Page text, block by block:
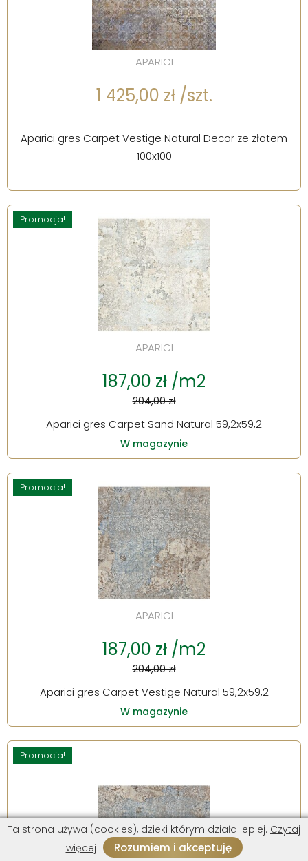
APARICI
1 425,00 zł /szt.
Aparici gres Carpet Vestige Natural Decor ze złotem
100x100
Promocja!
APARICI
187,00 zł /m2
204,00 zł
Aparici gres Carpet Sand Natural 59,2x59,2
W magazynie
Promocja!
APARICI
187,00 zł /m2
204,00 zł
Aparici gres Carpet Vestige Natural 59,2x59,2
W magazynie
Promocja!
Ta strona używa (cookies), dzieki którym działa lepiej. Czytaj
więcej
Rozumiem i akceptuję